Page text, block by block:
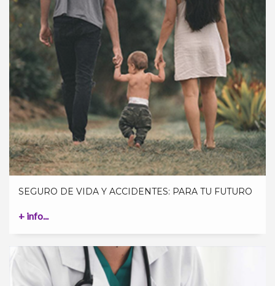
SEGURO DE VIDA Y ACCIDENTES: PARA TU FUTURO
+ info...